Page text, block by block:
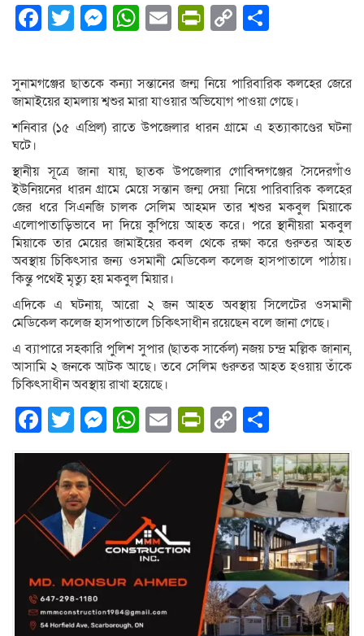
Facebook
Twitter
Messenger
WhatsApp
EmailPrintFriendly
Copy
সুনামগঞ্জের ছাতকে কন্যা সন্তানের জন্ম নিয়ে পারিবারিক কলহের জেরে
জামাইয়ের হামলায় শ্বশুর মারা যাওয়ার অভিযোগ পাওয়া গেছে।
শনিবার (১৫ এপ্রিল) রাতে উপজেলার ধারন গ্রামে এ হত্যাকাণ্ডের ঘটনা
ঘটে।
স্থানীয় সূত্রে জানা যায়, ছাতক উপজেলার গোবিন্দগঞ্জের সৈদেরগাঁও
ইউনিয়নের ধারন গ্রামে মেয়ে সন্তান জন্ম দেয়া নিয়ে পারিবারিক কলহের
জের ধরে সিএনজি চালক সেলিম আহমদ তার শ্বশুর মকবুল মিয়াকে
এলোপাতাড়িভাবে দা দিয়ে কুপিয়ে আহত করে। পরে স্থানীয়রা মকবুল
মিয়াকে তার মেয়ের জামাইয়ের কবল থেকে রক্ষা করে গুরুতর আহত
অবস্থায় চিকিৎসার জন্য ওসমানী মেডিকেল কলেজ হাসপাতালে পাঠায়।
কিন্তু পথেই মৃত্যু হয় মকবুল মিয়ার।
এদিকে এ ঘটনায়, আরো ২ জন আহত অবস্থায় সিলেটের ওসমানী
মেডিকেল কলেজ হাসপাতালে চিকিৎসাধীন রয়েছেন বলে জানা গেছে।
এ ব্যাপারে সহকারি পুলিশ সুপার (ছাতক সার্কেল) নজয় চন্দ্র মল্লিক জানান,
আসামি ২ জনকে আটক আছে। তবে সেলিম গুরুতর আহত হওয়ায় তাঁকে
চিকিৎসাধীন অবস্থায় রাখা হয়েছে।
Facebook
Twitter
Messenger
WhatsApp
EmailPrintFriendly
Copy
Link